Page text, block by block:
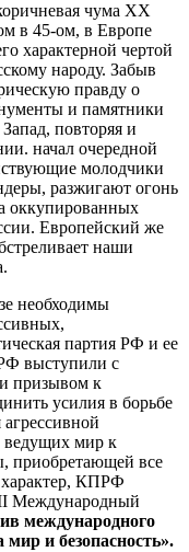
чума XX
в 45-ом, в Европе
характерной чертой
народу. Забыв
правду о
и памятники
повторяя и
начал очередной
молодчики
разжигают огонь
оккупированных
Европейский же
наши
необходимы
партия РФ и ее
выступили с
призывом к
усилия в борьбе
ведущих мир к
приобретающей все
характер, КПРФ
Международный
международного
мир и безопасность».